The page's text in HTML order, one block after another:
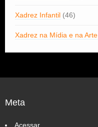
Xadrez Infantil (46)
Xadrez na Mídia e na Arte
Meta
Acessar